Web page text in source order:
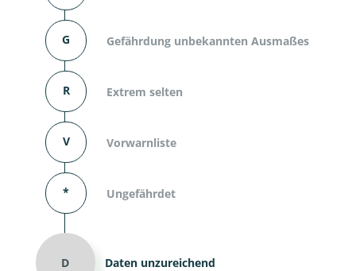
G Gefährdung unbekannten Ausmaßes
R Extrem selten
V Vorwarnliste
* Ungefährdet
D Daten unzureichend